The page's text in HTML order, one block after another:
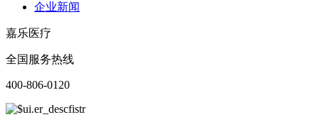
企业新闻
嘉乐医疗
全国服务热线
400-806-0120